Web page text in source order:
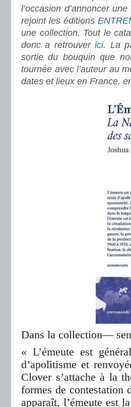
l’occasion d’annoncer
rejoint les éditions
une collection. Tout le
donc a retrouverici. La
sortie du bouquin que
tournée avec l’auteur au
dates et lieux en France,
Dans la collection—
« L’émeute est
d’apo­li­tisme et
Clover s’atta­che à la
formes de contes­ta­tion
appa­raît, l’émeute est